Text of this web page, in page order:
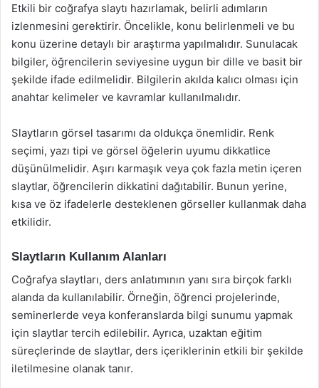
Etkili bir coğrafya slaytı hazırlamak, belirli adımların
izlenmesini gerektirir. Öncelikle, konu belirlenmeli ve bu
konu üzerine detaylı bir araştırma yapılmalıdır. Sunulacak
bilgiler, öğrencilerin seviyesine uygun bir dille ve basit bir
şekilde ifade edilmelidir. Bilgilerin akılda kalıcı olması için
anahtar kelimeler ve kavramlar kullanılmalıdır.
Slaytların görsel tasarımı da oldukça önemlidir. Renk
seçimi, yazı tipi ve görsel öğelerin uyumu dikkatlice
düşünülmelidir. Aşırı karmaşık veya çok fazla metin içeren
slaytlar, öğrencilerin dikkatini dağıtabilir. Bunun yerine,
kısa ve öz ifadelerle desteklenen görseller kullanmak daha
etkilidir.
Slaytların Kullanım Alanları
Coğrafya slaytları, ders anlatımının yanı sıra birçok farklı
alanda da kullanılabilir. Örneğin, öğrenci projelerinde,
seminerlerde veya konferanslarda bilgi sunumu yapmak
için slaytlar tercih edilebilir. Ayrıca, uzaktan eğitim
süreçlerinde de slaytlar, ders içeriklerinin etkili bir şekilde
iletilmesine olanak tanır.